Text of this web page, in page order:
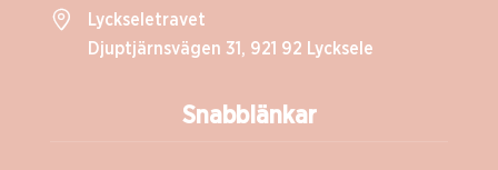
Snabblänkar
Lyckseletravet
Djuptjärnsvägen 31, 921 92 Lycksele